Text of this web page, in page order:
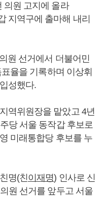
원 고지에 올라
지역구에 출마해 내리
원 선거에서 더불어민
율을 기록하며 이상휘
성했다.
역위원장을 맡았고 4년
당 서울 동작갑 후보로
미래통합당 후보를 누
명(친이재명) 인사로 신
원 선거를 앞두고 서울